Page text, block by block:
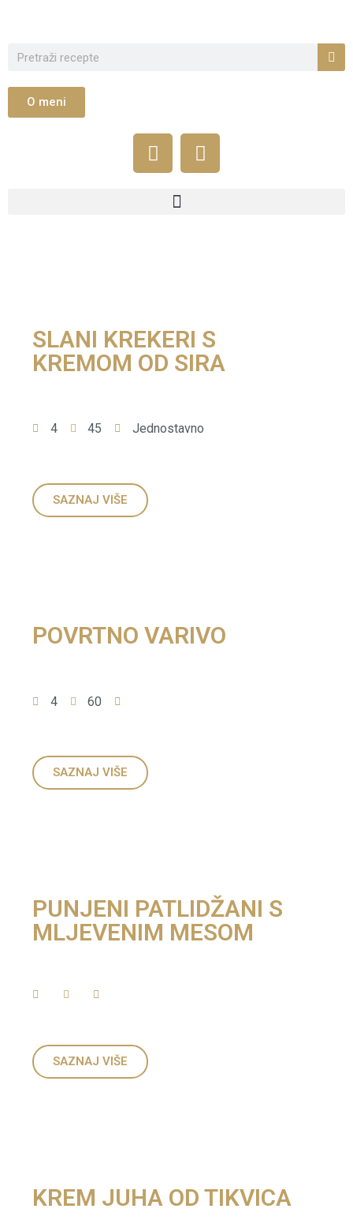
O meni
SLANI KREKERI S
KREMOM OD SIRA
4 45 Jednostavno
SAZNAJ VIŠE
POVRTNO VARIVO
4 60
SAZNAJ VIŠE
PUNJENI PATLIDŽANI S
MLJEVENIM MESOM
SAZNAJ VIŠE
KREM JUHA OD TIKVICA